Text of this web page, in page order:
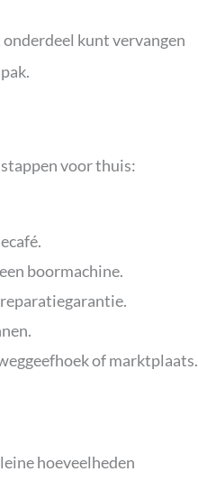
kunt vervangen
voor thuis:
boormachine.
of marktplaats.
hoeveelheden